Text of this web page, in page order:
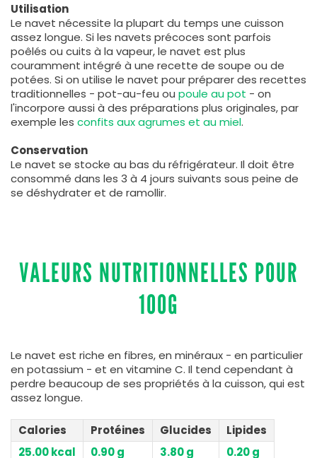
Utilisation
Le navet nécessite la plupart du temps une cuisson
assez longue. Si les navets précoces sont parfois
poêlés ou cuits à la vapeur, le navet est plus
couramment intégré à une recette de soupe ou de
potées. Si on utilise le navet pour préparer des recettes
traditionnelles - pot-au-feu ou poule au pot - on
l'incorpore aussi à des préparations plus originales, par
exemple les confits aux agrumes et au miel.
Conservation
Le navet se stocke au bas du réfrigérateur. Il doit être
consommé dans les 3 à 4 jours suivants sous peine de
se déshydrater et de ramollir.
VALEURS NUTRITIONNELLES POUR
100G
Le navet est riche en fibres, en minéraux - en particulier
en potassium - et en vitamine C. Il tend cependant à
perdre beaucoup de ses propriétés à la cuisson, qui est
assez longue.
Calories Protéines Glucides
Lipides
25.00 kcal
0.90 g 3.80 g 0.20 g